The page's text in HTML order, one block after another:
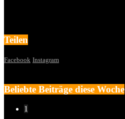
Teilen
Facebook Instagram
Beliebte Beiträge diese Woche
1